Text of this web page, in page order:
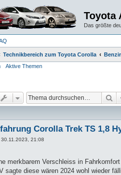
Toyota
Das größte
Technikbereich zum Toyota Corolla
Aktive Themen
Corolla Trek TS 1,8
30.11.2023, 21:08
merkbarem Verschleiss in
sagte diese wären 2024 wohl wieder